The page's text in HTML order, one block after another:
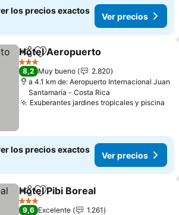
los precios exactos
Ver precios
CompartirAgregar a favoritos
Hotel Aeropuerto
3 Estrellas
8,2 Muy bueno
2.820
a 4.1 km de: Aeropuerto Internacional Juan
Santamaría - Costa Rica
Exuberantes jardines tropicales y piscina
los precios exactos
Ver precios
CompartirAgregar a favoritos
Hotel Pibi Boreal
3 Estrellas
9,6 Excelente
1.261